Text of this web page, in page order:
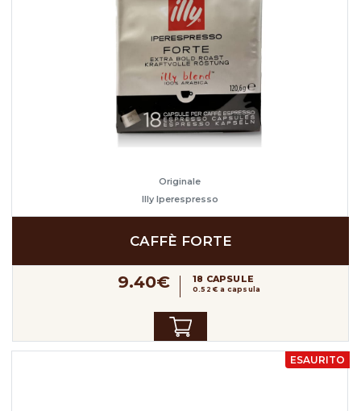
Originale
Illy Iperespresso
CAFFÈ FORTE
9.40€ 18 CAPSULE
0.52 € a capsula
ESAURITO